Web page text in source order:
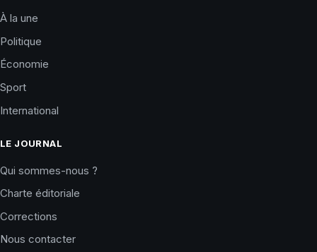
À la une
Politique
Économie
Sport
International
LE JOURNAL
Qui sommes-nous ?
Charte éditoriale
Corrections
Nous contacter